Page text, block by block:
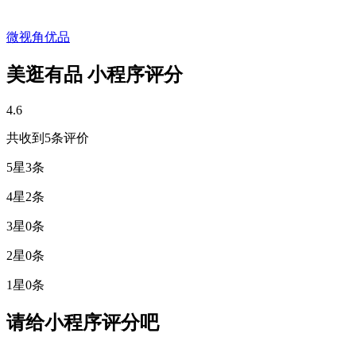
微视角优品
美逛有品 小程序评分
4.6
共收到5条评价
5星3条
4星2条
3星0条
2星0条
1星0条
请给小程序评分吧